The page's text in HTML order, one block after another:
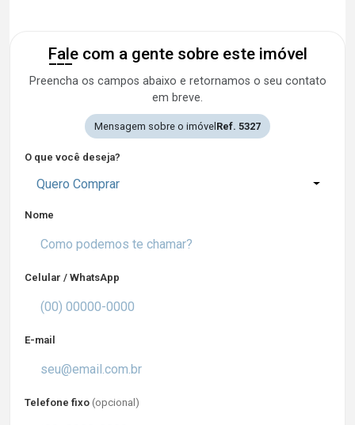
Fale com a gente sobre este imóvel
Preencha os campos abaixo e retornamos o seu contato
em breve.
Mensagem sobre o imóvelRef. 5327
O que você deseja?
Quero Comprar
Nome
Celular / WhatsApp
E-mail
Telefone fixo (opcional)